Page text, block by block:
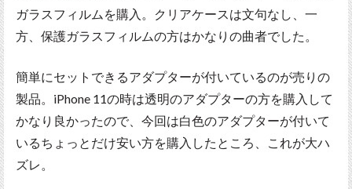
ガラスフィルムを購入。クリアケースは文句なし、一
方、保護ガラスフィルムの方はかなりの曲者でした。
簡単にセットできるアダプターが付いているのが売りの
製品。iPhone 11の時は透明のアダプターの方を購入して
かなり良かったので、今回は白色のアダプターが付いて
いるちょっとだけ安い方を購入したところ、これが大ハ
ズレ。